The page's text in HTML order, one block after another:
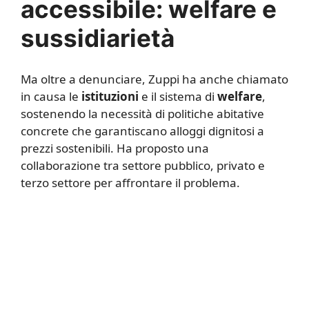
accessibile: welfare e
sussidiarietà
Ma oltre a denunciare, Zuppi ha anche chiamato
in causa le istituzioni e il sistema di welfare,
sostenendo la necessità di politiche abitative
concrete che garantiscano alloggi dignitosi a
prezzi sostenibili. Ha proposto una
collaborazione tra settore pubblico, privato e
terzo settore per affrontare il problema.